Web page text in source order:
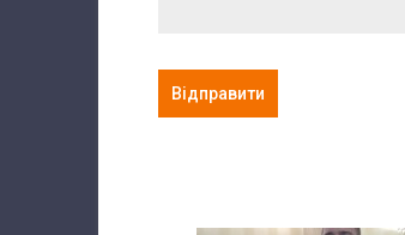
Відправити